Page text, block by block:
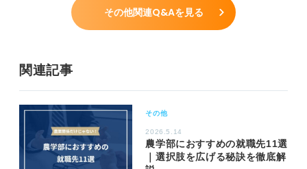
その他関連Q&Aを見る
関連記事
その他
2026.5.14
農学部におすすめの就職先11選
｜選択肢を広げる秘訣を徹底解